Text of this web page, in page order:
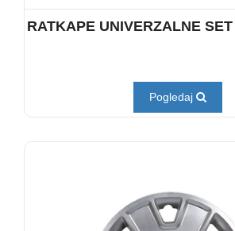
RATKAPE UNIVERZALNE
Pogledaj